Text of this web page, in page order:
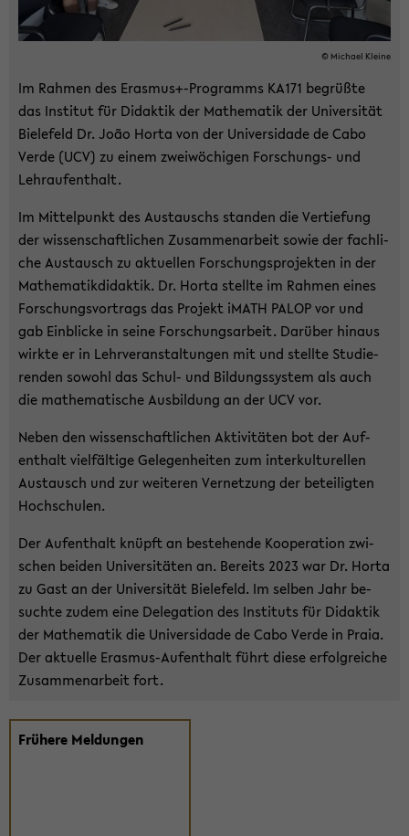
© Mi­cha­el Klei­ne
Im Rah­men des Eras­mus+-​Programms KA171 be­grüß­te
das In­sti­tut für Di­dak­tik der Ma­the­ma­tik der Uni­ver­si­tät
Bie­le­feld Dr. João Horta von der Uni­ver­sida­de de Cabo
Verde (UCV) zu einem zwei­wö­chi­gen Forschungs-​ und
Lehr­auf­ent­halt.
Im Mit­tel­punkt des Aus­tauschs stan­den die Ver­tie­fung
der wis­sen­schaft­li­chen Zu­sam­men­ar­beit sowie der fach­li­
che Aus­tausch zu ak­tu­el­len For­schungs­pro­jek­ten in der
Ma­the­ma­tik­di­dak­tik. Dr. Horta stell­te im Rah­men eines
For­schungs­vor­trags das Pro­jekt iMATH PALOP vor und
gab Ein­bli­cke in seine For­schungs­ar­beit. Dar­über hin­aus
wirk­te er in Lehr­ver­an­stal­tun­gen mit und stell­te Stu­die­
ren­den so­wohl das Schul-​ und Bil­dungs­sys­tem als auch
die ma­the­ma­ti­sche Aus­bil­dung an der UCV vor.
Neben den wis­sen­schaft­li­chen Ak­ti­vi­tä­ten bot der Auf­
ent­halt viel­fäl­ti­ge Ge­le­gen­hei­ten zum in­ter­kul­tu­rel­len
Aus­tausch und zur wei­te­ren Ver­net­zung der be­tei­lig­ten
Hoch­schu­len.
Der Auf­ent­halt knüpft an be­stehen­de Ko­ope­ra­ti­on zwi­
schen bei­den Uni­ver­si­tä­ten an. Be­reits 2023 war Dr. Horta
zu Gast an der Uni­ver­si­tät Bie­le­feld. Im sel­ben Jahr be­
such­te zudem eine De­le­ga­ti­on des In­sti­tuts für Di­dak­tik
der Ma­the­ma­tik die Uni­ver­sida­de de Cabo Verde in Praia.
Der ak­tu­el­le Erasmus-​Aufenthalt führt diese er­folg­rei­che
Zu­sam­men­ar­beit fort.
Frü­he­re Mel­dun­gen